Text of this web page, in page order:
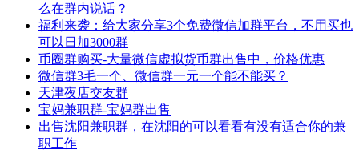
么在群内说话？
福利来袭：给大家分享3个免费微信加群平台，不用买也
可以日加3000群
币圈群购买-大量微信虚拟货币群出售中，价格优惠
微信群3毛一个、微信群一元一个能不能买？
天津夜店交友群
宝妈兼职群-宝妈群出售
出售沈阳兼职群，在沈阳的可以看看有没有适合你的兼
职工作